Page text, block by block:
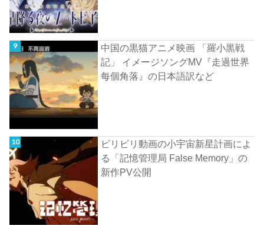
中国の黒猫アニメ映画 「羅小黒戦
記」 イメージソングMV『走過世界
每個角落』の日本語訳など
ビリビリ動画の小宇宙新星計画によ
る「記憶管理局 False Memory」の
新作PV公開